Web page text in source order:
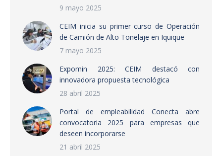
9 mayo 2025
CEIM inicia su primer curso de Operación
de Camión de Alto Tonelaje en Iquique
7 mayo 2025
Expomin 2025: CEIM destacó con
innovadora propuesta tecnológica
28 abril 2025
Portal de empleabilidad Conecta abre
convocatoria 2025 para empresas que
deseen incorporarse
21 abril 2025